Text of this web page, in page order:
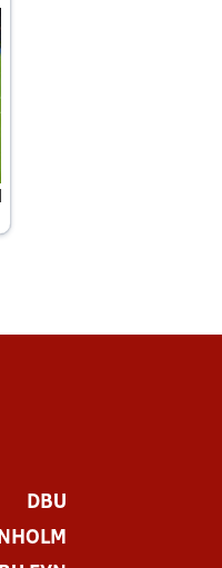
- Danmark 4-2
DBU